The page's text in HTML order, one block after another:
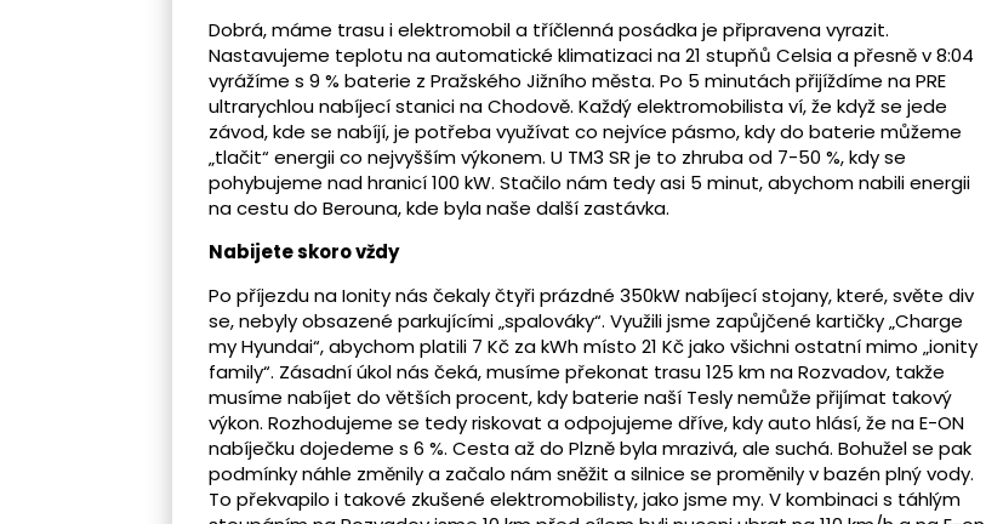
Dobrá, máme trasu i elektromobil a tříčlenná posádka je připravena vyrazit.
Nastavujeme teplotu na automatické klimatizaci na 21 stupňů Celsia a přesně v 8:04
vyrážíme s 9 % baterie z Pražského Jižního města. Po 5 minutách přijíždíme na PRE
ultrarychlou nabíjecí stanici na Chodově. Každý elektromobilista ví, že když se jede
závod, kde se nabíjí, je potřeba využívat co nejvíce pásmo, kdy do baterie můžeme
„tlačit“ energii co nejvyšším výkonem. U TM3 SR je to zhruba od 7-50 %, kdy se
pohybujeme nad hranicí 100 kW. Stačilo nám tedy asi 5 minut, abychom nabili energii
na cestu do Berouna, kde byla naše další zastávka.
Nabijete skoro vždy
Po příjezdu na Ionity nás čekaly čtyři prázdné 350kW nabíjecí stojany, které, světe div
se, nebyly obsazené parkujícími „spalováky“. Využili jsme zapůjčené kartičky „Charge
my Hyundai“, abychom platili 7 Kč za kWh místo 21 Kč jako všichni ostatní mimo „ionity
family“. Zásadní úkol nás čeká, musíme překonat trasu 125 km na Rozvadov, takže
musíme nabíjet do větších procent, kdy baterie naší Tesly nemůže přijímat takový
výkon. Rozhodujeme se tedy riskovat a odpojujeme dříve, kdy auto hlásí, že na E-ON
nabíječku dojedeme s 6 %. Cesta až do Plzně byla mrazivá, ale suchá. Bohužel se pak
podmínky náhle změnily a začalo nám sněžit a silnice se proměnily v bazén plný vody.
To překvapilo i takové zkušené elektromobilisty, jako jsme my. V kombinaci s táhlým